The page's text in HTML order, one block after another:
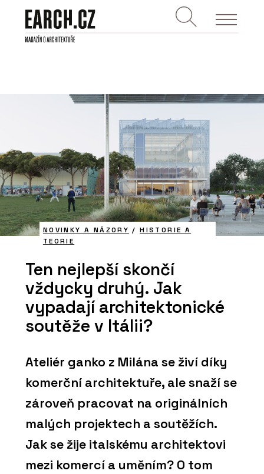
NOVINKY A NÁZORY /HISTORIE A
TEORIE
Ten nejlepší skončí
vždycky druhý. Jak
vypadají architektonické
soutěže v Itálii?
Ateliér ganko z Milána se živí díky
komerční architektuře, ale snaží se
zároveň pracovat na originálních
malých projektech a soutěžích.
Jak se žije italskému architektovi
mezi komercí a uměním? O tom